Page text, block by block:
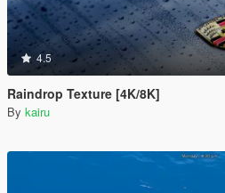
4.5
Raindrop Texture [4K/8K]
By kairu